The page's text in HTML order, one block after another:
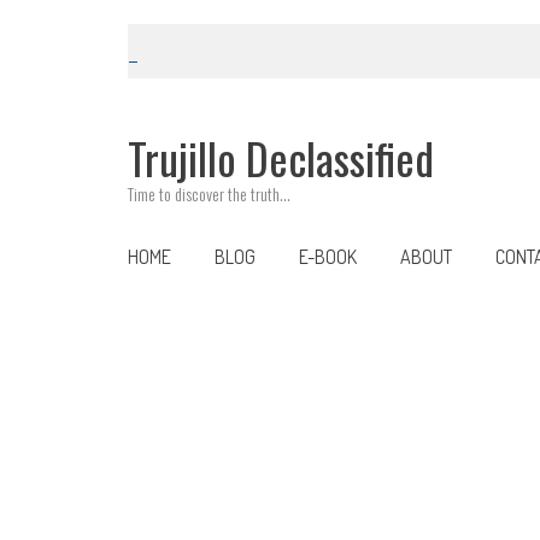
Trujillo Declassified
Time to discover the truth…
HOME BLOG E-BOOK ABOUT